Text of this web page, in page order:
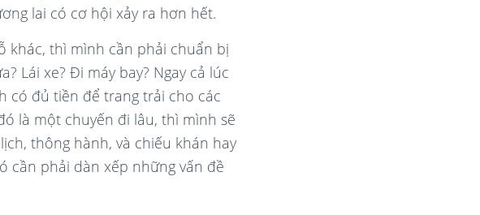
lai có cơ hội xảy ra hơn hết.
khác, thì mình cần phải chuẩn bị
Lái xe? Đi máy bay? Ngay cả lúc
có đủ tiền để trang trải cho các
là một chuyến đi lâu, thì mình sẽ
thông hành, và chiếu khán hay
cần phải dàn xếp những vấn đề